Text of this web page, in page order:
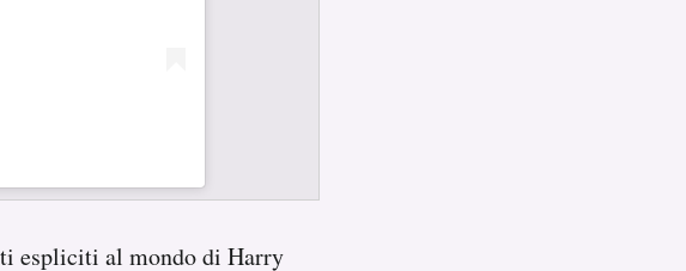
espliciti al mondo di Harry